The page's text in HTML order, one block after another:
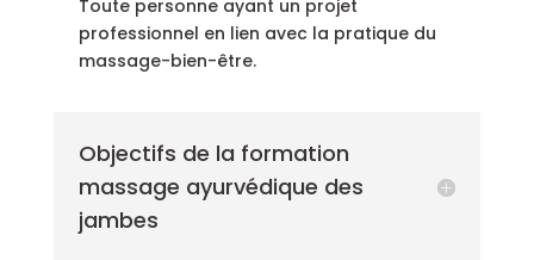
Toute personne ayant un projet
professionnel en lien avec la pratique du
massage-bien-être.
Objectifs de la formation
massage ayurvédique des
jambes